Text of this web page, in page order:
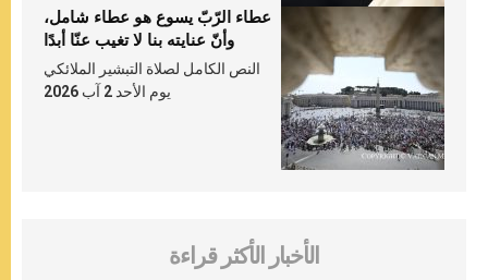
عطاء الرّبّ يسوع هو عطاء شامل،
وأنّ عنايته بنا لا تغيب عنّا أبدًا
النص الكامل لصلاة التبشير الملائكي
يوم الأحد 2 آب 2026
الأخبار الأكثر قراءة